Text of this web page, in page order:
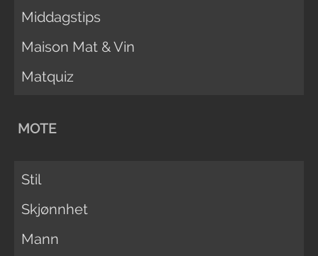
Middagstips
Maison Mat & Vin
Matquiz
MOTE
Stil
Skjønnhet
Mann